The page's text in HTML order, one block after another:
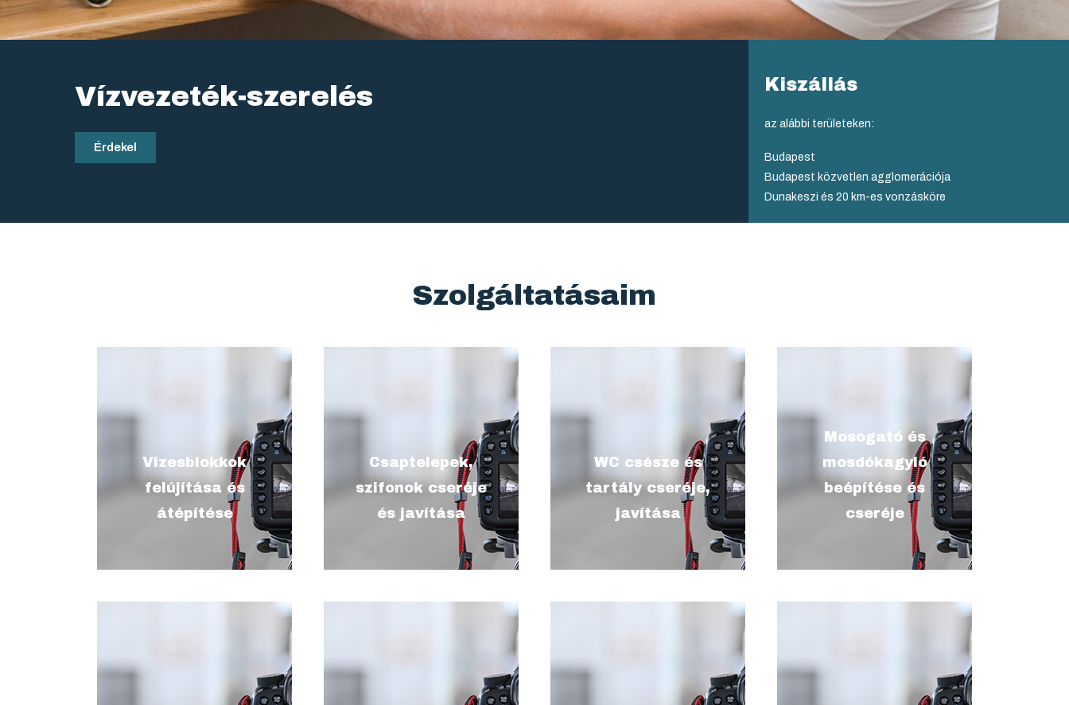
Vízvezeték-szerelés
Érdekel
Kiszállás
az alábbi területeken:
Budapest
Budapest közvetlen agglomerációja
Dunakeszi és 20 km-es vonzásköre
Szolgáltatásaim
Vizesblokkok
felújítása és
átépítése
értesz, mit vállalsz, pár
szóban (max. 200 karakter
szóközökkel)
Csaptelepek,
szifonok cseréje
és javítása
értesz, mit vállalsz, pár
szóban (max. 200 karakter
szóközökkel)
WC csésze és
tartály cseréje,
javítása
értesz, mit vállalsz, pár
szóban (max. 200 karakter
szóközökkel)
Mosogató és
mosdókagyló
beépítése és
cseréje
leírás, hogy ezalatt mit
értesz, mit vállalsz, pár
szóban (max. 200 karakter
szóközökkel)